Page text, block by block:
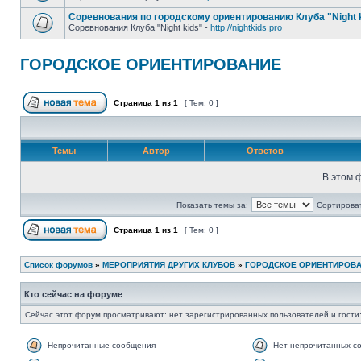
Соревнования по городскому ориентированию Клуба "Night
Соревнования Клуба "Night kids" - http://nightkids.pro
ГОРОДСКОЕ ОРИЕНТИРОВАНИЕ
Страница 1 из 1 [ Тем: 0 ]
Темы Автор Ответов
В этом
Показать темы за:
Страница 1 из 1 [ Тем: 0 ]
Список форумов » МЕРОПРИЯТИЯ ДРУГИХ КЛУБОВ » ГОРОДСКОЕ
Кто сейчас на форуме
Сейчас этот форум просматривают: нет зарегистрированных пользователей и
Непрочитанные сообщения Нет непрочитанных